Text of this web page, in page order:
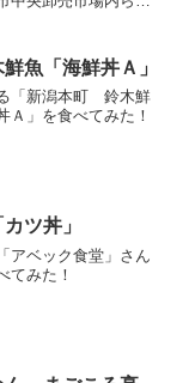
魚「海鮮丼Ａ」
「新潟本町 鈴木鮮
Ａ」を食べてみた！
ツ丼」
アベック食堂」さん
てみた！